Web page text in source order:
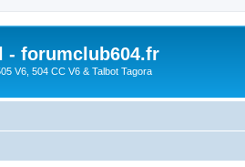
- forumclub604.fr
V6, 504 CC V6 & Talbot Tagora